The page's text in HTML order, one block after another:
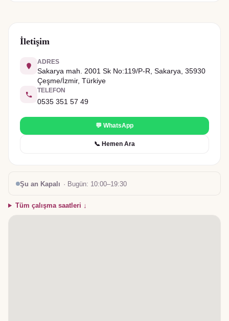
İletişim
ADRES
Sakarya mah. 2001 Sk No:119/P-R, Sakarya, 35930
Çeşme/İzmir, Türkiye
TELEFON
0535 351 57 49
💬 WhatsApp
📞 Hemen Ara
Şu an Kapalı · Bugün: 10:00–19:30
Tüm çalışma saatleri ↓